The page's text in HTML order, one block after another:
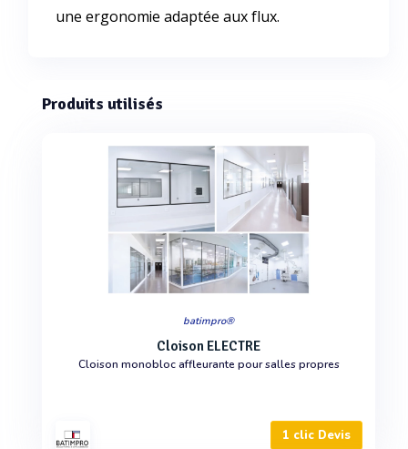
une ergonomie adaptée aux flux.
Produits utilisés
batimpro®
Cloison ELECTRE
Cloison monobloc affleurante pour salles propres
1 clic Devis